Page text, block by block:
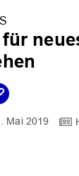
Mai 2019